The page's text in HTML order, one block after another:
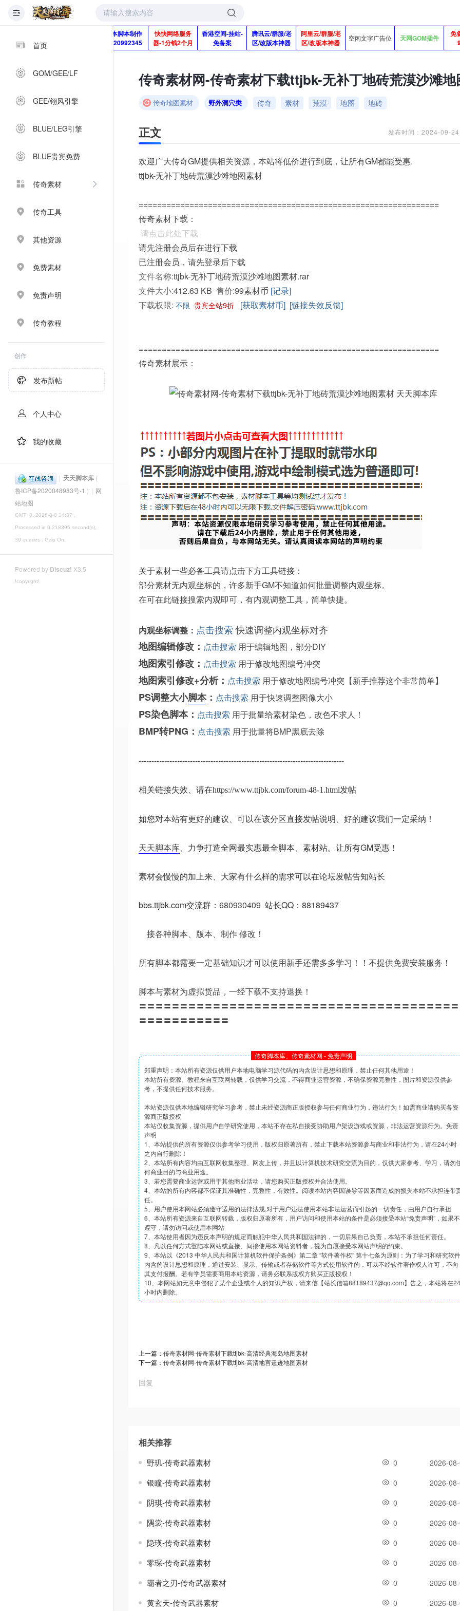
首页
GOM/GEE/LF
GEE/翎风引擎
BLUE/LEG引擎
BLUE贵宾免费
传奇素材
传奇工具
其他资源
免费素材
免责声明
传奇教程
创作
发布新帖
个人中心
我的收藏
| 天天脚本库 (
鲁ICP备2020048983号-1 ) | 网
站地图
GMT+8, 2026-8-8 14:37 ,
Processed in 0.218395 second(s),
39 queries , Gzip On.
Powered by Discuz! X3.5
!copyright!
版本脚本制作
Q920992345
快快网络服务
器-1分钱2个月
香港空间-挂站-
免备案
腾讯云/群服/老
区/改版本神器
阿里云/群服/老
区/改版本神器
空闲文字广告位 天网GOM插件
免
传奇素材网-传奇素材下载ttjbk-无补丁地砖荒漠沙滩地
传奇地图素材 野外洞穴类 传奇 素材 荒漠 地图 地砖
正文 发布时间：2024-09-24
欢迎广大传奇GM提供相关资源，本站将低价进行到底，让所有GM都能受惠.
ttjbk-无补丁地砖荒漠沙滩地图素材
=================================================================
传奇素材下载：
请点击此处下载
请先注册会员后在进行下载
已注册会员，请先登录后下载
文件名称:ttjbk-无补丁地砖荒漠沙滩地图素材.rar
文件大小:412.63 KB 售价:99素材币 [记录]
下载权限: 不限 贵宾全站9折 [获取素材币] [链接失效反馈]
=================================================================
传奇素材展示：
关于素材一些必备工具请点击下方工具链接：
部分素材无内观坐标的，许多新手GM不知道如何批量调整内观坐标。
在可在此链接搜索内观即可，有内观调整工具，简单快捷。
内观坐标调整： 点击搜索快速调整内观坐标对齐
地图编辑修改： 点击搜索 用于编辑地图，部分DIY
地图索引修改： 点击搜索 用于修改地图编号冲突
地图索引修改+分析： 点击搜索 用于修改地图编号冲突【新手推荐这个非常简单】
PS调整大小脚本： 点击搜索 用于快速调整图像大小
PS染色脚本： 点击搜索 用于批量给素材染色，改色不求人！
BMP转PNG： 点击搜索 用于批量将BMP黑底去除
--------------------------------------------------------------------------------
相关链接失效、请在https://www.ttjbk.com/forum-48-1.html发帖
如您对本站有更好的建议、可以在该分区直接发帖说明、好的建议我们一定采纳！
天天脚本库、力争打造全网最实惠最全脚本、素材站。让所有GM受惠！
素材会慢慢的加上来、大家有什么样的需求可以在论坛发帖告知站长
bbs.ttjbk.com交流群： 680930409 站长QQ：88189437
接各种脚本、版本、制作 修改！
所有脚本都需要一定基础知识才可以使用新手还需多多学习！！不提供免费安装服务！
脚本与素材为虚拟货品，一经下载不支持退换！
〓〓〓〓〓〓〓〓〓〓〓〓〓〓〓〓〓〓〓〓〓〓〓〓〓〓〓〓〓〓〓〓〓〓〓〓〓〓
〓〓〓〓〓〓〓〓〓〓〓
传奇脚本库、传奇素材网 - 免责声明
郑重声明：本站所有资源仅供用户本地电脑学习源代码的内含设计思想和原理，禁止任何其他用途！
本站所有资源、教程来自互联网转载，仅供学习交流，不得商业运营资源，不确保资源完整性，图片和资源仅供参
考，不提供任何技术服务。
本站资源仅供本地编辑研究学习参考，禁止未经资源商正版授权参与任何商业行为，违法行为！如需商业请购买各资
源商正版授权
本站仅收集资源，提供用户自学研究使用，本站不存在私自接受协助用户架设游戏或资源，非法运营资源行为。免责
声明
1、本站提供的所有资源仅供参考学习使用，版权归原著所有，禁止下载本站资源参与商业和非法行为，请在24小时
之内自行删除！
2、本站所有内容均由互联网收集整理、网友上传，并且以计算机技术研究交流为目的，仅供大家参考、学习，请勿
何商业目的与商业用途。
3、若您需要商业运营或用于其他商业活动，请您购买正版授权并合法使用。
4、本站的所有内容都不保证其准确性，完整性，有效性。阅读本站内容因误导等因素而造成的损失本站不承担连带
任。
5、用户使用本网站必须遵守适用的法律法规,对于用户违法使用本站非法运营而引起的一切责任，由用户自行承担
6、本站所有资源来自互联网转载，版权归原著所有，用户访问和使用本站的条件是必须接受本站“免责声明”，如果不
遵守，请勿访问或使用本网站
7、本站使用者因为违反本声明的规定而触犯中华人民共和国法律的，一切后果自己负责，本站不承担任何责任。
8、凡以任何方式登陆本网站或直接、间接使用本网站资料者，视为自愿接受本网站声明的约束。
9、本站以《2013 中华人民共和国计算机软件保护条例》第二章 “软件著作权” 第十七条为原则：为了学习和研究软件
内含的设计思想和原理，通过安装、显示、传输或者存储软件等方式使用软件的，可以不经软件著作权人许可，不向
其支付报酬。若有学员需要商用本站资源，请务必联系版权方购买正版授权！
10、本网站如无意中侵犯了某个企业或个人的知识产权，请来信【站长信箱88189437@qq.com】告之，本站将在24
小时内删除。
上一篇： 传奇素材网-传奇素材下载ttjbk-高清经典海岛地图素材
下一篇： 传奇素材网-传奇素材下载ttjbk-高清地宫遗迹地图素材
回复
相关推荐
野玑-传奇武器素材 0 2026-
银瞳-传奇武器素材 0 2026-
阴琪-传奇武器素材 0 2026-
隅裳-传奇武器素材 0 2026-
隐瑛-传奇武器素材 0 2026-
零琛-传奇武器素材 0 2026-
霸者之刃-传奇武器素材 0 2026-
黄玄天-传奇武器素材 0 2026-